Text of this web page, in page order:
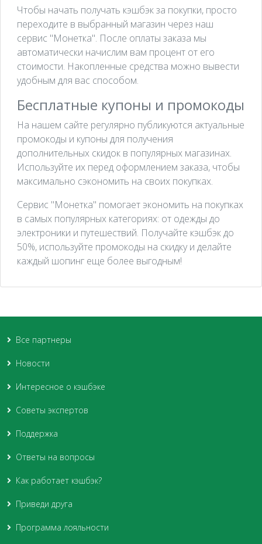
Чтобы начать получать кэшбэк за покупки, просто
переходите в выбранный магазин через наш
сервис "Монетка". После оплаты заказа мы
автоматически начислим вам процент от его
стоимости. Накопленные средства можно вывести
удобным для вас способом.
Бесплатные купоны и промокоды
На нашем сайте регулярно публикуются актуальные
промокоды и купоны для получения
дополнительных скидок в популярных магазинах.
Используйте их перед оформлением заказа, чтобы
максимально сэкономить на своих покупках.
Сервис "Монетка" помогает экономить на покупках
в самых популярных категориях: от одежды до
электроники и путешествий. Получайте кэшбэк до
50%, используйте промокоды на скидку и делайте
каждый шопинг еще более выгодным!
Все партнеры
Новости
Интересное о кэшбэке
Советы экспертов
Поддержка
Ответы на вопросы
Как работает кэшбэк?
Приведи друга
Программа лояльности